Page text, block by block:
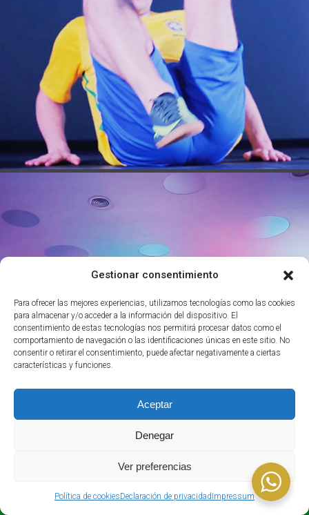
Gestionar consentimiento
Para ofrecer las mejores experiencias, utilizamos tecnologías como las cookies
para almacenar y/o acceder a la información del dispositivo. El
consentimiento de estas tecnologías nos permitirá procesar datos como el
comportamiento de navegación o las identificaciones únicas en este sitio. No
consentir o retirar el consentimiento, puede afectar negativamente a ciertas
características y funciones.
Aceptar
Denegar
Ver preferencias
Política de cookiesDeclaración de privacidad Impressum